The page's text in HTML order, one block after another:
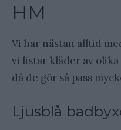
HM
Vi har nästan alltid
vi listar kläder av
då de gör så pass
Ljusblå